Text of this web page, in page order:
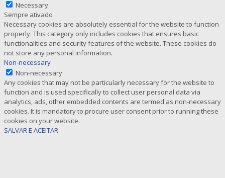
Necessary
Sempre ativado
Necessary cookies are absolutely essential for the website to function
properly. This category only includes cookies that ensures basic
functionalities and security features of the website. These cookies do
not store any personal information.
Non-necessary
Non-necessary
Any cookies that may not be particularly necessary for the website to
function and is used specifically to collect user personal data via
analytics, ads, other embedded contents are termed as non-necessary
cookies. It is mandatory to procure user consent prior to running these
cookies on your website.
SALVAR E ACEITAR